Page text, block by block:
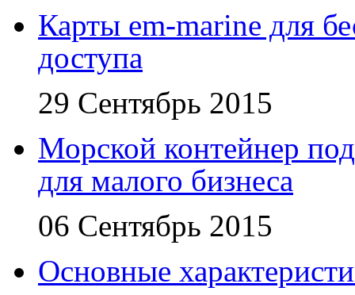
Карты em-marine для
доступа
29 Сентябрь 2015
Морской контейнер
для малого бизнеса
06 Сентябрь 2015
Основные